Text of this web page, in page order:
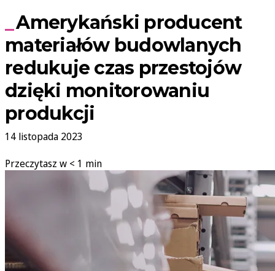
Amerykański producent
materiałów budowlanych
redukuje czas przestojów
dzięki monitorowaniu
produkcji
14 listopada 2023
Przeczytasz w < 1 min